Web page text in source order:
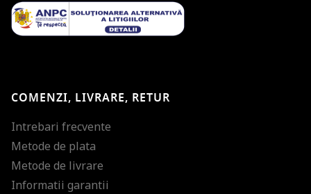
COMENZI, LIVRARE, RETUR
Intrebari frecvente
Metode de plata
Metode de livrare
Informatii garantii